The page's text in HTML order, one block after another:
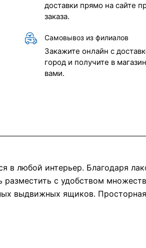
доставки прямо на сайте
заказа.
Самовывоз из филиалов
Закажите онлайн с
город и получите в
вами.
в любой интерьер. Благодаря
с удобством
выдвижных ящиков.